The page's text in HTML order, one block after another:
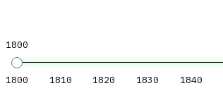
1800
1800 1810 1820 1830 1840